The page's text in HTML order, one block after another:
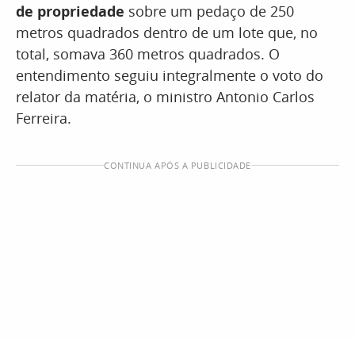
de propriedade sobre um pedaço de 250
metros quadrados dentro de um lote que, no
total, somava 360 metros quadrados. O
entendimento seguiu integralmente o voto do
relator da matéria, o ministro Antonio Carlos
Ferreira.
CONTINUA APÓS A PUBLICIDADE